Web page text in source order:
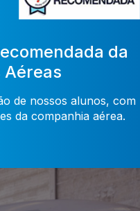
da
Aéreas
de nossos alunos, com
da companhia aérea.